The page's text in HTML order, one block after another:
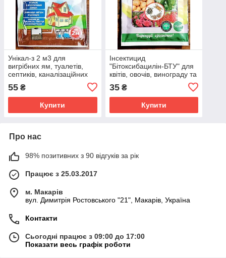
Унікал-з 2 м3 для
вигрібних ям, туалетів,
септиків, каналізаційних
компостування"Жива
Земля", 15г
55 ₴
Купити
Інсектицид
"Бітоксибацилін-БТУ" для
квітів, овочів, винограду та
ін., 35 мл, від БТУ-Центр
(оригінал)
35₴
Купити
Про нас
98% позитивних з 90 відгуків за рік
Працює з 25.03.2017
м. Макарів
вул. Димитрія Ростовського "21", Макарів, Україна
Контакти
Сьогодні працює з 09:00 до 17:00
Показати весь графік роботи